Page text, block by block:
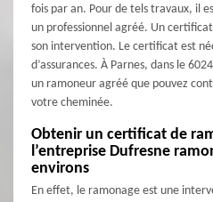
fois par an. Pour de tels travaux, il
un professionnel agréé. Un
son intervention. Le certificat est
d’assurances. À Parnes, dans le
un ramoneur agréé que pouvez
votre cheminée.
Obtenir un certificat de
l’entreprise Dufresne
environs
En effet, le ramonage est une